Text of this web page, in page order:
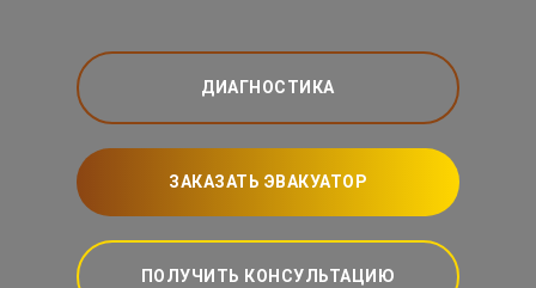
ДИАГНОСТИКА
ЗАКАЗАТЬ ЭВАКУАТОР
ПОЛУЧИТЬ КОНСУЛЬТАЦИЮ